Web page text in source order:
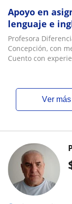
Apoyo en
lenguaje e
Profesora
Concepción, con
Cuento con
ver más